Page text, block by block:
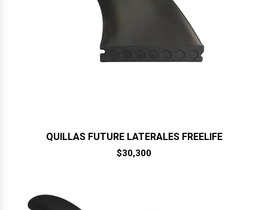
QUILLAS FUTURE LATERALES FREELIFE
$30,300